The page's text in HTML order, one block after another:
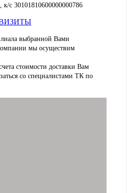
с 30101810600000000786
выбранной Вами
мы осуществим
стоимости доставки Вам
со специалистами ТК по